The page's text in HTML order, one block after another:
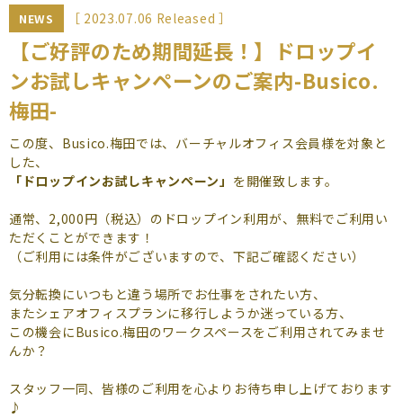
お知らせ
NEWS
コラム
Busico.通信
よくあるご質問
（会員専用）
お申し込み
NEWS ［ 2023.07.06 Released ］
【ご好評のため期間延長！】ドロップイ
ンお試しキャンペーンのご案内-Busico.
梅田-
この度、Busico.梅田では、バーチャルオフィス会員様を対象と
した、
「ドロップインお試しキャンペーン」 を開催致します。
通常、2,000円（税込）のドロップイン利用が、無料でご利用い
ただくことができます！
（ご利用には条件がございますので、下記ご確認ください）
気分転換にいつもと違う場所でお仕事をされたい方、
またシェアオフィスプランに移行しようか迷っている方、
この機会にBusico.梅田のワークスペースをご利用されてみませ
んか？
スタッフ一同、皆様のご利用を心よりお待ち申し上げております
♪